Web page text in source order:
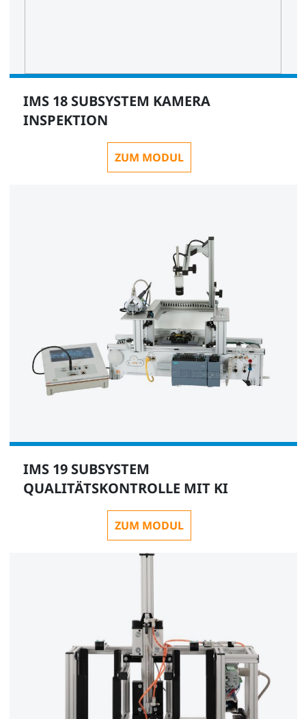
IMS 18 SUBSYSTEM KAMERA
INSPEKTION
ZUM MODUL
IMS 19 SUBSYSTEM
QUALITÄTSKONTROLLE MIT KI
ZUM MODUL